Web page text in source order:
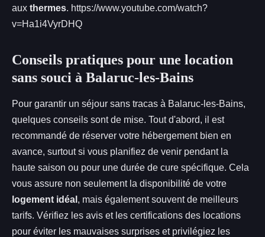
aux thermes. https://www.youtube.com/watch?
v=Ha1i4VyrDHQ
Conseils pratiques pour une location
sans souci à Balaruc-les-Bains
Pour garantir un séjour sans tracas à Balaruc-les-Bains,
quelques conseils sont de mise. Tout d'abord, il est
recommandé de réserver votre hébergement bien en
avance, surtout si vous planifiez de venir pendant la
haute saison ou pour une durée de cure spécifique. Cela
vous assure non seulement la disponibilité de votre
logement idéal , mais également souvent de meilleurs
tarifs. Vérifiez les avis et les certifications des locations
pour éviter les mauvaises surprises et privilégiez les